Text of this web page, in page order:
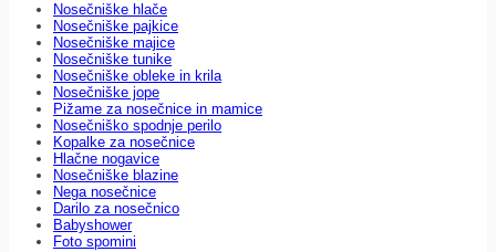
Nosečniške hlače
Nosečniške pajkice
Nosečniške majice
Nosečniške tunike
Nosečniške obleke in krila
Nosečniške jope
Pižame za nosečnice in mamice
Nosečniško spodnje perilo
Kopalke za nosečnice
Hlačne nogavice
Nosečniške blazine
Nega nosečnice
Darilo za nosečnico
Babyshower
Foto spomini